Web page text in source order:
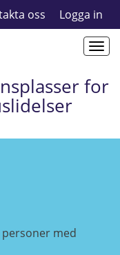
oss Logga in
for
med